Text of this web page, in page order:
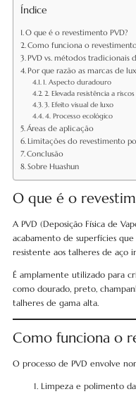
Índice
O que é o revestimento PVD?
Como funciona o
PVD vs. métodos tradicionais
Por que razão as marcas de
1. Aspecto duradouro
2. Elevada resistência a riscos
3. Efeito visual de luxo
4. Processo ecológico
Áreas de aplicação
Limitações do revestimento
Conclusão
Sobre Huashun
O que é o
A PVD (Deposição Física de
acabamento de superfícies
resistente aos talheres de aço
É amplamente utilizado para
como dourado, preto,
talheres de gama alta.
Como funciona o
O processo de PVD envolve
Limpeza e polimento